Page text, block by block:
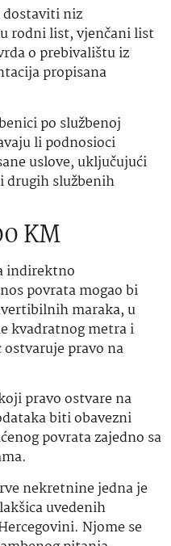
dostaviti niz
rodni list, vjenčani list
o prebivalištu iz
propisana
po službenoj
li podnosioci
uslove, uključujući
drugih službenih
KM
indirektno
povrata mogao bi
maraka, u
kvadratnog metra i
pravo na
pravo ostvare na
biti obavezni
povrata zajedno sa
nekretnine jedna je
uvedenih
Njome se